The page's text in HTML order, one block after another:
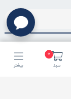
0
سبد بیشتر